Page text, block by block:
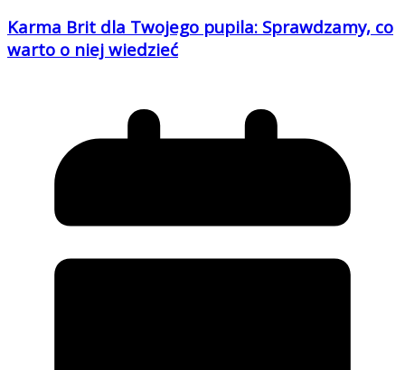
Karma Brit dla Twojego pupila: Sprawdzamy, co
warto o niej wiedzieć